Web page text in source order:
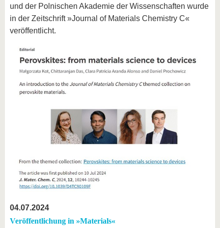
und der Polnischen Akademie der Wissenschaften wurde
in der Zeitschrift »Journal of Materials Chemistry C«
veröffentlicht.
04.07.2024
Veröffentlichung in »Materials«